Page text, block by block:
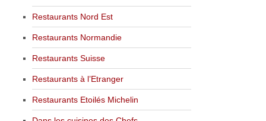
Restaurants Nord Est
Restaurants Normandie
Restaurants Suisse
Restaurants à l’Etranger
Restaurants Etoilés Michelin